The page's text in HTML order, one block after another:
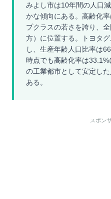
みよし市は10年間の人口
かな傾向にある。高齢化
プクラスの若さを誇り、
方）に位置する。トヨタ
し、生産年齢人口比率は
時点でも高齢化率は
の工業都市として安定し
ある。
スポン